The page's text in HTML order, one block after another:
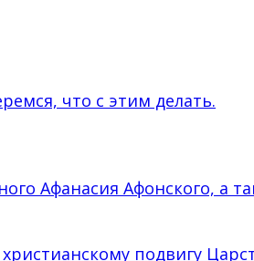
что с этим делать.
Афанасия Афонского, а
подвигу